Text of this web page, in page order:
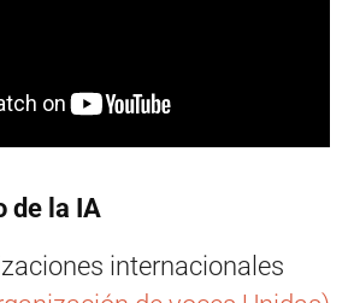
de la IA
internacionales